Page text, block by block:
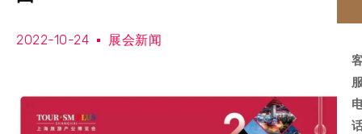
2022-10-24 展会新闻